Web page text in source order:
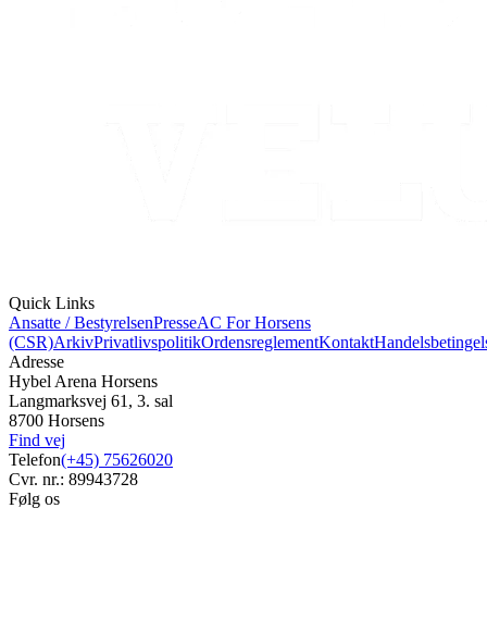
Quick Links
Ansatte / BestyrelsenPresseAC For Horsens
(CSR)ArkivPrivatlivspolitikOrdensreglementKontakt
Adresse
Hybel Arena Horsens
Langmarksvej 61, 3. sal
8700 Horsens
Find vej
Telefon(+45) 75626020
Cvr. nr.: 89943728
Følg os